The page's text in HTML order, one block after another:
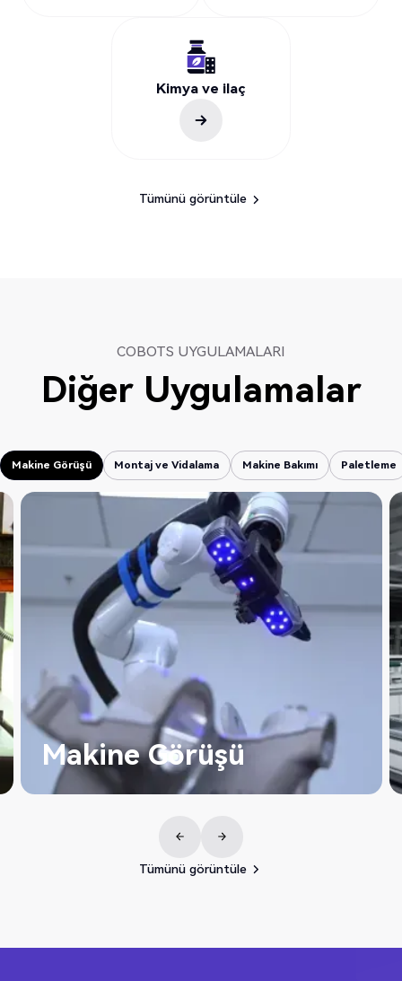
Kimya ve ilaç
Tümünü görüntüle
COBOTS UYGULAMALARI
Diğer Uygulamalar
Makine Görüşü
Makine Görüşü
Montaj ve Vidalama
Montaj ve Vidalama
Makine Bakımı
Makine Bakımı
Paletleme
Paletleme
Makine Görüşü
Tümünü görüntüle